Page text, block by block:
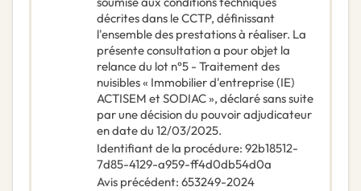
décrites dans le CCTP, définissant
l'ensemble des prestations à réaliser. La
présente consultation a pour objet la
relance du lot n°5 - Traitement des
nuisibles « Immobilier d'entreprise (IE)
ACTISEM et SODIAC », déclaré sans suite
par une décision du pouvoir adjudicateur
en date du 12/03/2025.
Identifiant de la procédure: 92b18512-
7d85-4129-a959-ff4d0db54d0a
Avis précédent: 653249-2024